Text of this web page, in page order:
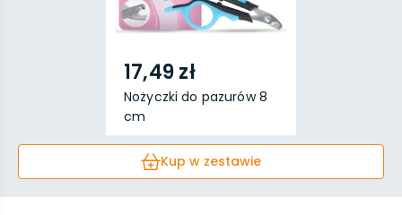
17,49 zł
Nożyczki do pazurów 8
cm
Kup w zestawie